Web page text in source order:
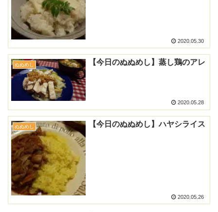
2020.05.30
ぬぬめし 【今日のぬぬめし】蒸し鶏のアレ
2020.05.28
ぬぬめし 【今日のぬぬめし】ハヤシライス
2020.05.26